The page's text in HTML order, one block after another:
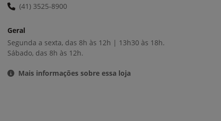
(41) 3525-8900
Geral
Segunda a sexta, das 8h às 12h | 13h30 às 18h.
Sábado, das 8h às 12h.
Mais informações sobre essa loja